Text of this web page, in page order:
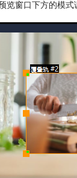
窗口下方的模